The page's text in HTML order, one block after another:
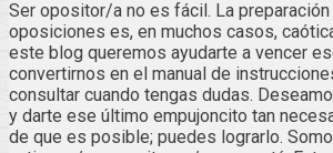
Ser opositor/a no es fácil. La preparación
oposiciones es, en muchos casos,
este blog queremos ayudarte a vencer
convertirnos en el manual de
consultar cuando tengas dudas.
y darte ese último empujoncito tan
de que es posible; puedes lograrlo.